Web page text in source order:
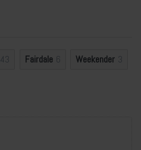
43 Fairdale 6 Weekender 3